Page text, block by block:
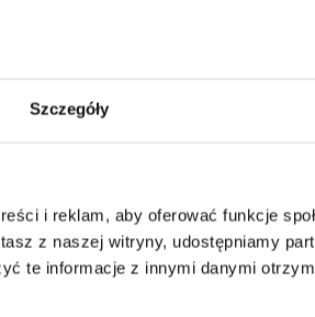
Szczegóły
i reklam, aby oferować funkcje
z naszej witryny, udostępniamy
te informacje z innymi danymi